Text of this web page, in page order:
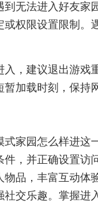
到无法进入好友家
或权限设置限制。
入，建议退出游戏
加载时刻，保持
式家园怎么样进这
件，并正确设置访
物品，丰富互动体
社交乐趣。掌握进